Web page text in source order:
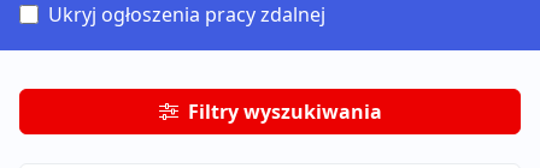
Ukryj ogłoszenia pracy zdalnej
Filtry wyszukiwania